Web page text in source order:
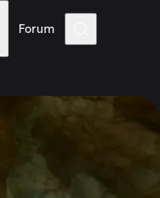
Forum